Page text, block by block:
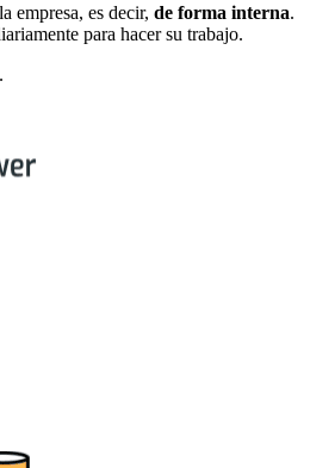
empresa, es decir, de forma interna.
para hacer su trabajo.
.